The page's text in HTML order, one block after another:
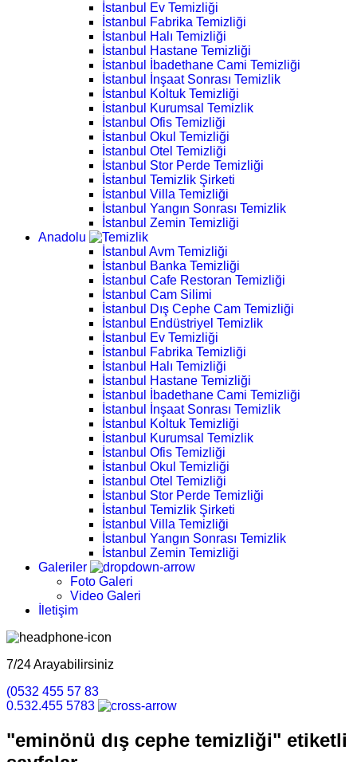
İstanbul Ev Temizliği
İstanbul Fabrika Temizliği
İstanbul Halı Temizliği
İstanbul Hastane Temizliği
İstanbul İbadethane Cami Temizliği
İstanbul İnşaat Sonrası Temizlik
İstanbul Koltuk Temizliği
İstanbul Kurumsal Temizlik
İstanbul Ofis Temizliği
İstanbul Okul Temizliği
İstanbul Otel Temizliği
İstanbul Stor Perde Temizliği
İstanbul Temizlik Şirketi
İstanbul Villa Temizliği
İstanbul Yangın Sonrası Temizlik
İstanbul Zemin Temizliği
Anadolu
İstanbul Avm Temizliği
İstanbul Banka Temizliği
İstanbul Cafe Restoran Temizliği
İstanbul Cam Silimi
İstanbul Dış Cephe Cam Temizliği
İstanbul Endüstriyel Temizlik
İstanbul Ev Temizliği
İstanbul Fabrika Temizliği
İstanbul Halı Temizliği
İstanbul Hastane Temizliği
İstanbul İbadethane Cami Temizliği
İstanbul İnşaat Sonrası Temizlik
İstanbul Koltuk Temizliği
İstanbul Kurumsal Temizlik
İstanbul Ofis Temizliği
İstanbul Okul Temizliği
İstanbul Otel Temizliği
İstanbul Stor Perde Temizliği
İstanbul Temizlik Şirketi
İstanbul Villa Temizliği
İstanbul Yangın Sonrası Temizlik
İstanbul Zemin Temizliği
Galeriler
Foto Galeri
Video Galeri
İletişim
7/24 Arayabilirsiniz
(0532 455 57 83
0.532.455 5783
"eminönü dış cephe temizliği" etiketli